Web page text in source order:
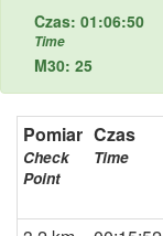
Czas: 01:06:50
Time
M30: 25
Pomiar
Check
Point
Czas
Time